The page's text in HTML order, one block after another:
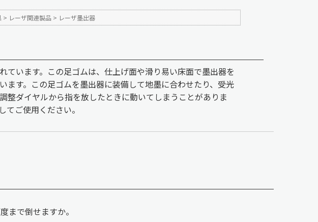
> レーザ関連製品 > レーザ墨出器
ています。この足ゴムは、仕上げ面や滑り易い床面で墨出器を
ます。この足ゴムを墨出器に装備して地墨に合わせたり、受光
整ダイヤルから指を放したときに動いてしまうことがありま
てご使用ください。
まで倒せますか。